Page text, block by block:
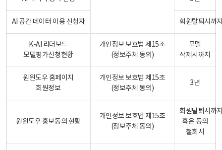
AI 공간 데이터 이용 신청자 회원탈퇴시까
K-AI 리더보드
모델평가신청현황
개인정보 보호법 제15조
(정보주체 동의)
모델
삭제시까지
원윈도우 홈페이지
회원정보
개인정보 보호법 제15조
(정보주체 동의)
3년
원윈도우 홍보동의 현황
개인정보 보호법 제15조
(정보주체 동의)
회원탈퇴시까
혹은 동의
철회시